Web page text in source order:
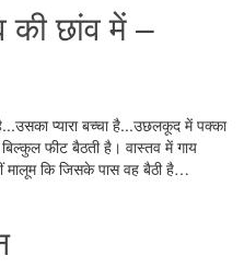
की छांव में –
प्यारा बच्चा है...उछलकूद में पक्का
फीट बैठती है। वास्तव में गाय
मालूम कि जिसके पास वह बैठी है…